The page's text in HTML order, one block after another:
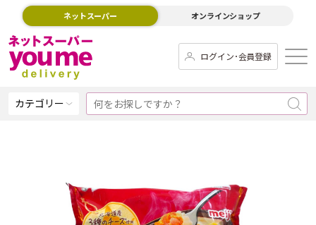
ネットスーパー オンラインショップ
ログイン･会員登録
カテゴリー